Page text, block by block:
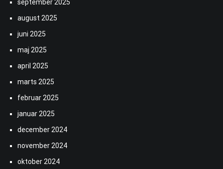
september 2025
august 2025
juni 2025
maj 2025
april 2025
marts 2025
februar 2025
januar 2025
december 2024
november 2024
oktober 2024